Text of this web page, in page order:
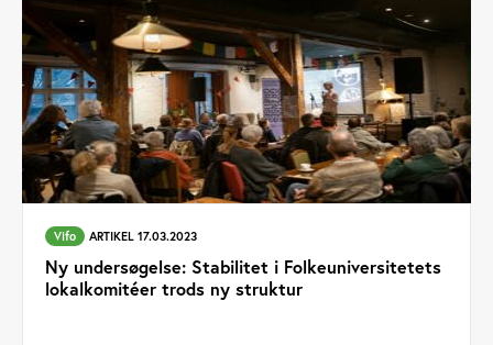
Vifo ARTIKEL 17.03.2023
Ny undersøgelse: Stabilitet i Folkeuniversitetets
lokalkomitéer trods ny struktur